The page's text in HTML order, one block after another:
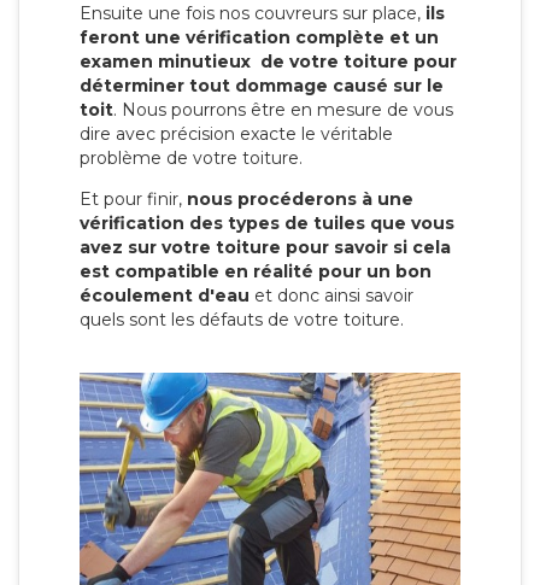
Ensuite une fois nos couvreurs sur place, ils
feront une vérification complète et un
examen minutieux de votre toiture pour
déterminer tout dommage causé sur le
toit. Nous pourrons être en mesure de vous
dire avec précision exacte le véritable
problème de votre toiture.
Et pour finir, nous procéderons à une
vérification des types de tuiles que vous
avez sur votre toiture pour savoir si cela
est compatible en réalité pour un bon
écoulement d'eau et donc ainsi savoir
quels sont les défauts de votre toiture.